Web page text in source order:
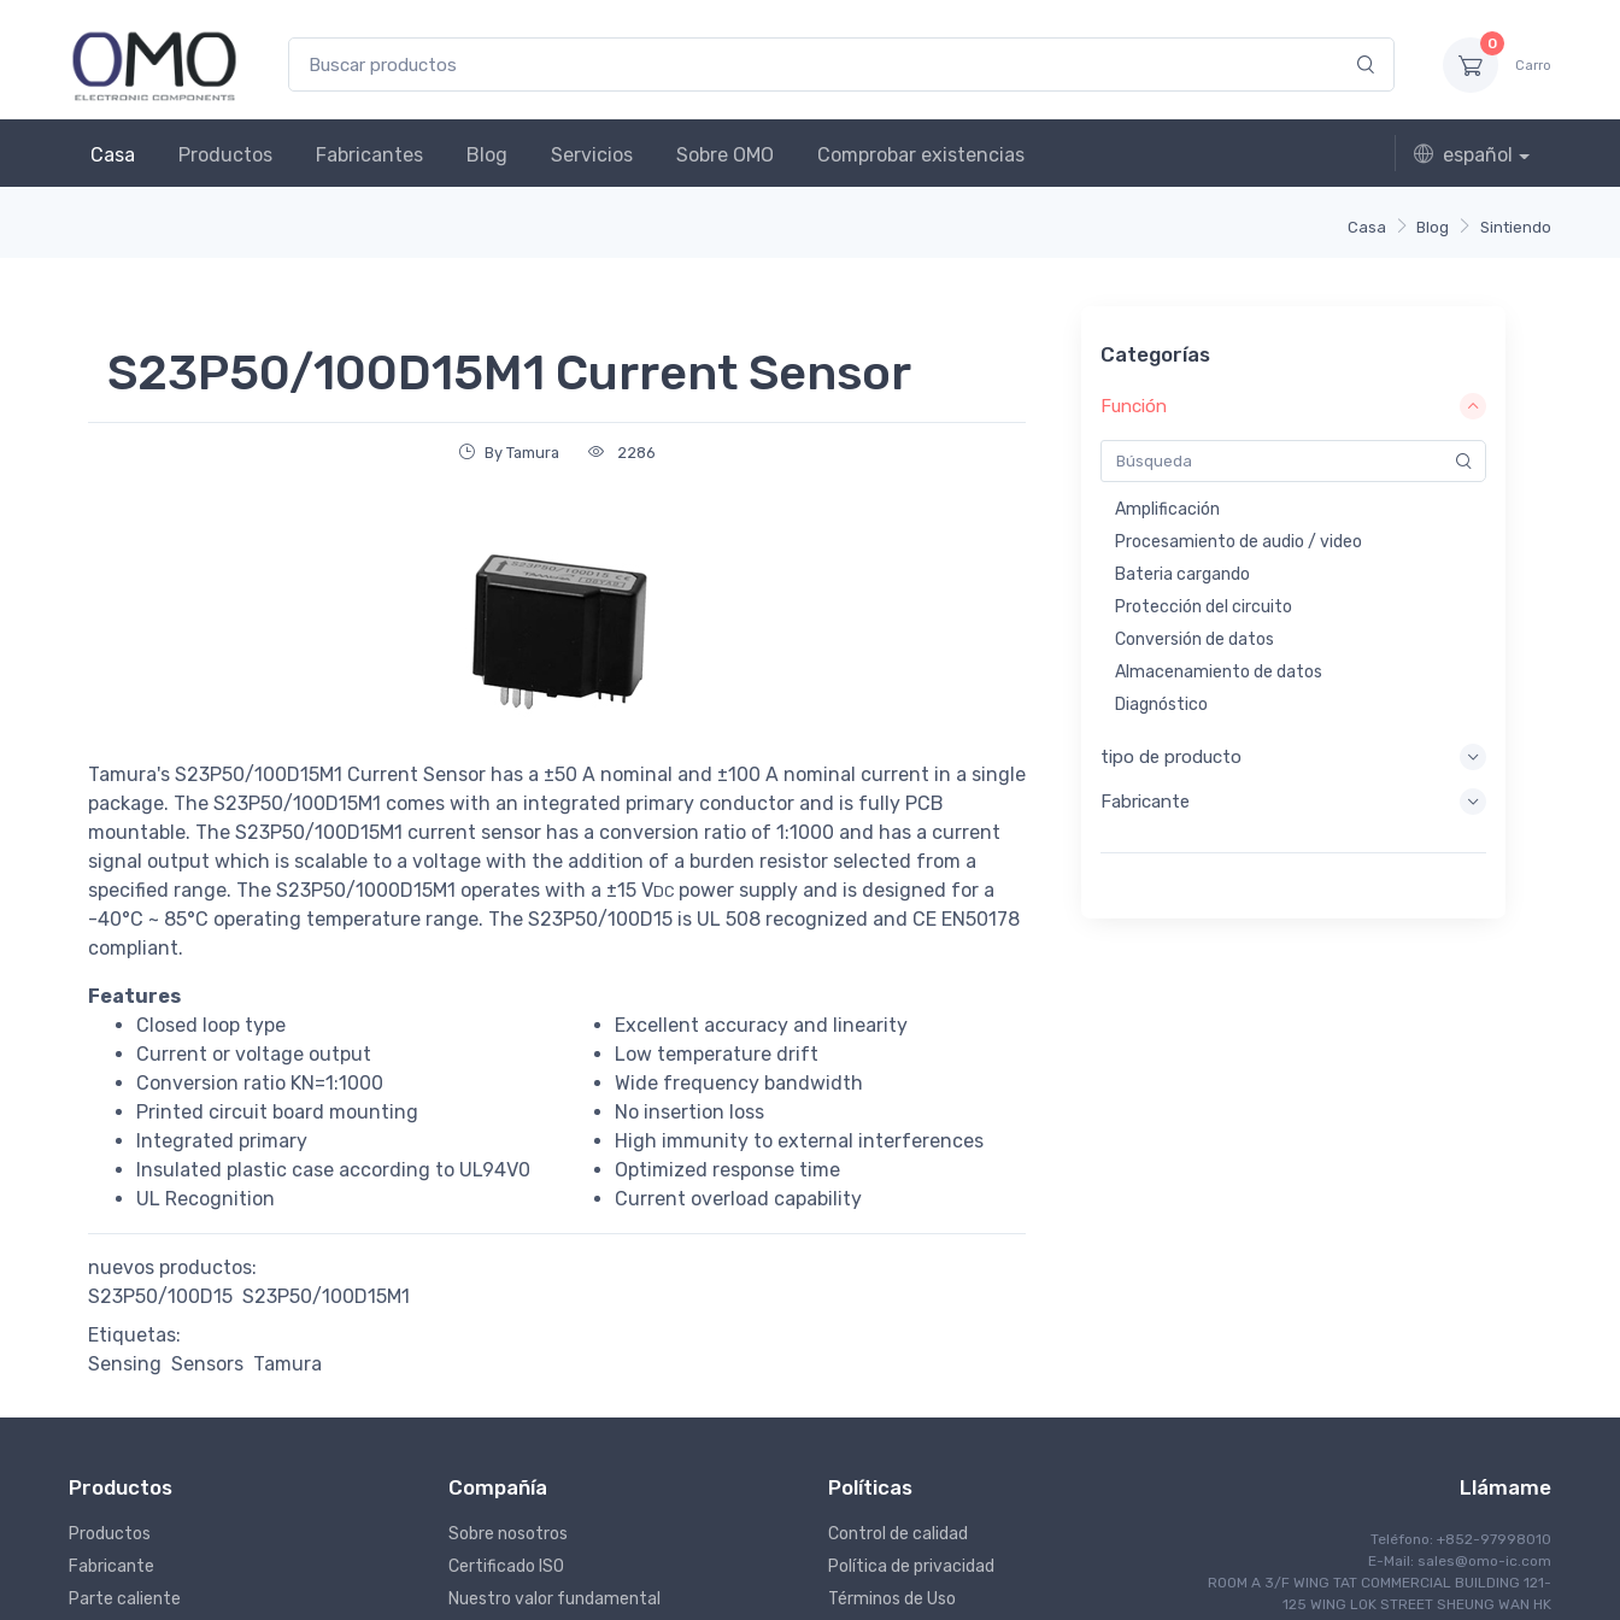
0
Carro
Casa Productos Fabricantes Blog Servicios Sobre OMO Comprobar existencias español
Casa Blog Sintiendo
S23P50/100D15M1 Current Sensor
By Tamura 2286
Tamura's S23P50/100D15M1 Current Sensor has a ±50 A nominal and ±100 A nominal current in a single
package. The S23P50/100D15M1 comes with an integrated primary conductor and is fully PCB
mountable. The S23P50/100D15M1 current sensor has a conversion ratio of 1:1000 and has a current
signal output which is scalable to a voltage with the addition of a burden resistor selected from a
specified range. The S23P50/1000D15M1 operates with a ±15 VDC power supply and is designed for a
-40°C ~ 85°C operating temperature range. The S23P50/100D15 is UL 508 recognized and CE EN50178
compliant.
Features
Closed loop type
Current or voltage output
Conversion ratio KN=1:1000
Printed circuit board mounting
Integrated primary
Insulated plastic case according to UL94V0
UL Recognition
Excellent accuracy and linearity
Low temperature drift
Wide frequency bandwidth
No insertion loss
High immunity to external interferences
Optimized response time
Current overload capability
nuevos productos:
S23P50/100D15 S23P50/100D15M1
Etiquetas:
Sensing Sensors Tamura
Categorías
Función
Amplificación
Procesamiento de audio / video
Bateria cargando
Protección del circuito
Conversión de datos
Almacenamiento de datos
Diagnóstico
Procesamiento integrado
Recolección de energía
Seguridad
Gestión de temporización y reloj
Comunicación por cable
tipo de producto
Fabricante
Productos
Productos
Fabricante
Parte caliente
Compañía
Sobre nosotros
Certificado ISO
Nuestro valor fundamental
Políticas
Control de calidad
Política de privacidad
Términos de Uso
Llámame
Teléfono: +852-97998010
E-Mail: sales@omo-ic.com
ROOM A 3/F WING TAT COMMERCIAL BUILDING 121-
125 WING LOK STREET SHEUNG WAN HK